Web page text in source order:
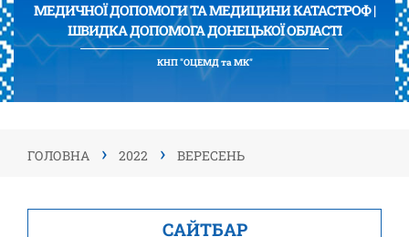
МЕДИЧНОЇ ДОПОМОГИ ТА МЕДИЦИНИ КАТАСТРОФ |
ШВИДКА ДОПОМОГА ДОНЕЦЬКОЇ ОБЛАСТІ
КНП "ОЦЕМД та МК"
ГОЛОВНА › 2022 › ВЕРЕСЕНЬ
САЙТБАР